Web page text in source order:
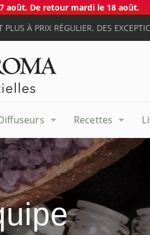
août. De retour mardi le 18 août.
À PRIX RÉGULIER. DES
Recettes